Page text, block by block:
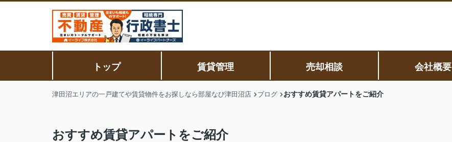
トップ 賃貸管理 売却相談 会社概要
津田沼エリアの一戸建てや賃貸物件をお探しなら部屋なび津田沼店 ブログ おすすめ賃貸アパートをご紹介
おすすめ賃貸アパートをご紹介